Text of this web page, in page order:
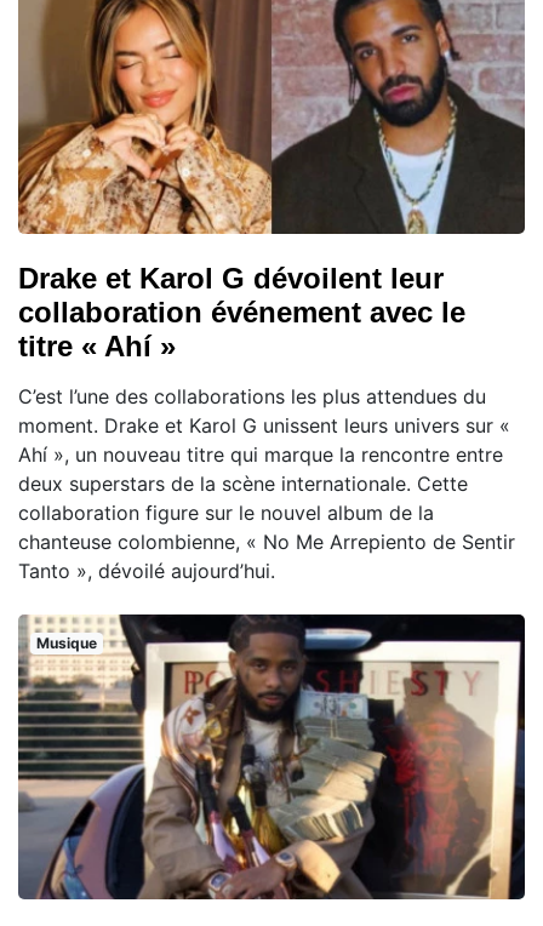
Drake et Karol G dévoilent leur
collaboration événement avec le
titre « Ahí »
C’est l’une des collaborations les plus attendues du
moment. Drake et Karol G unissent leurs univers sur «
Ahí », un nouveau titre qui marque la rencontre entre
deux superstars de la scène internationale. Cette
collaboration figure sur le nouvel album de la
chanteuse colombienne, « No Me Arrepiento de Sentir
Tanto », dévoilé aujourd’hui.
Musique